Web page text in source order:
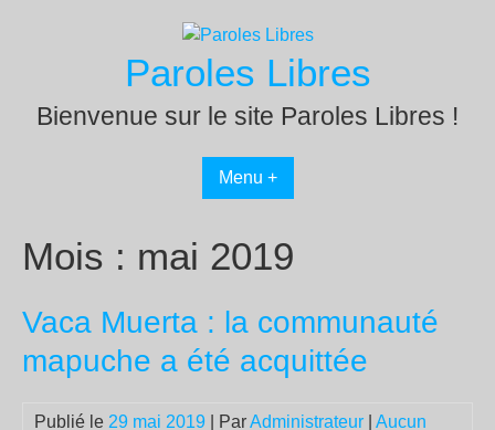
Paroles Libres
Bienvenue sur le site Paroles Libres !
Menu +
Mois : mai 2019
Vaca Muerta : la communauté
mapuche a été acquittée
Publié le 29 mai 2019 | ParAdministrateur
Aucun